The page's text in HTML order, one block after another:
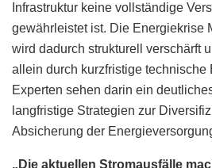
Infrastruktur keine vollständige
gewährleistet ist. Die Energiekrise
wird dadurch strukturell verschärft
allein durch kurzfristige technische
Experten sehen darin ein
langfristige Strategien zur
Absicherung der
„Die aktuellen Stromausfälle